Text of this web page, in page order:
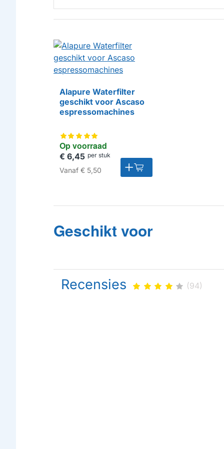
HUISMERK
Op voorraad
Alapure Waterfilter
geschikt voor Ascaso
espressomachines
€ 6,45 per stuk
Vanaf € 5,50
Geschikt voor
Recensies (94)